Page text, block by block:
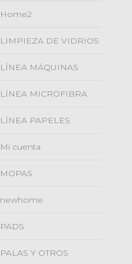
Home2
LIMPIEZA DE VIDRIOS
LÍNEA MÁQUINAS
LÍNEA MICROFIBRA
LÍNEA PAPELES
Mi cuenta
MOPAS
newhome
PADS
PALAS Y OTROS